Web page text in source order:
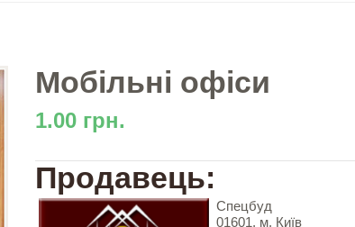
Мобільні офіси
1.00 грн.
Продавець:
Спецбуд
01601, м. Київ